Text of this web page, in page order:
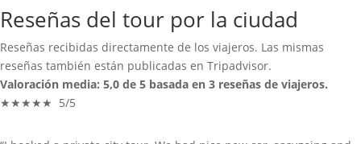
Reseñas del tour por la ciudad
Reseñas recibidas directamente de los viajeros. Las mismas
reseñas también están publicadas en Tripadvisor.
Valoración media: 5,0 de 5 basada en 3 reseñas de viajeros.
★★★★★ 5/5